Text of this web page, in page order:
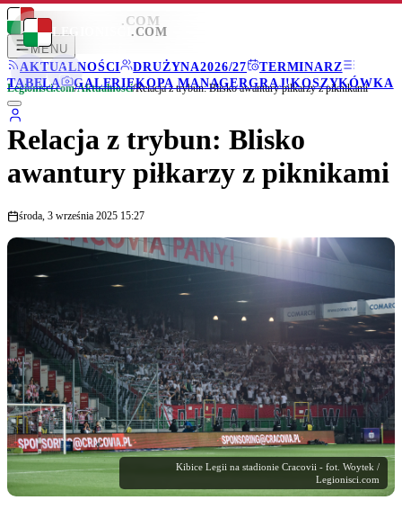
LEGIONISCI .COM
MENU
AKTUALNOŚCI
DRUŻYNA2026/27
TERMINARZ
TABELA
GALERIEKOPA MANAGERGRAJ!KOSZYKÓWKA
LEGIONISCI .COM
Legionisci.com/Aktualności/Relacja z trybun: Blisko awantury piłkarzy z piknikami
Relacja z trybun: Blisko
awantury piłkarzy z piknikami
środa, 3 września 2025 15:27
Kibice Legii na stadionie Cracovii - fot. Woytek /
Legionisci.com